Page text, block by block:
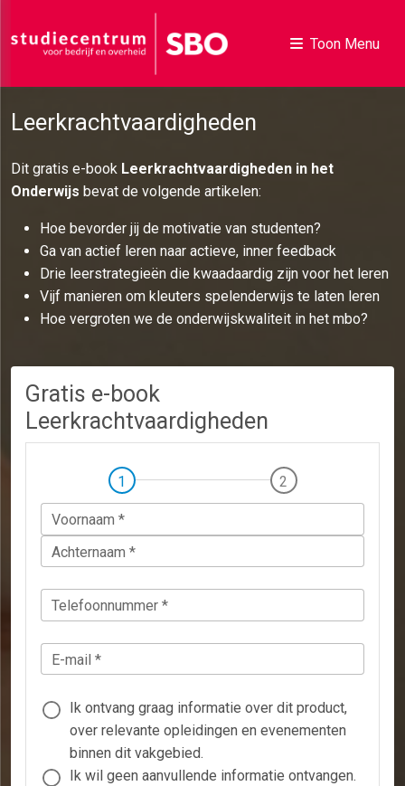
Toon Menu
Leerkrachtvaardigheden
Dit gratis e-book Leerkrachtvaardigheden in het
Onderwijs bevat de volgende artikelen:
Hoe bevorder jij de motivatie van studenten?
Ga van actief leren naar actieve, inner feedback
Drie leerstrategieën die kwaadaardig zijn voor het leren
Vijf manieren om kleuters spelenderwijs te laten leren
Hoe vergroten we de onderwijskwaliteit in het mbo?
Gratis e-book
Leerkrachtvaardigheden
Voornaam *
Achternaam *
Telefoonnummer *
E-mail *
Ik ontvang graag informatie over dit product,
over relevante opleidingen en evenementen
binnen dit vakgebied.
Ik wil geen aanvullende informatie ontvangen.